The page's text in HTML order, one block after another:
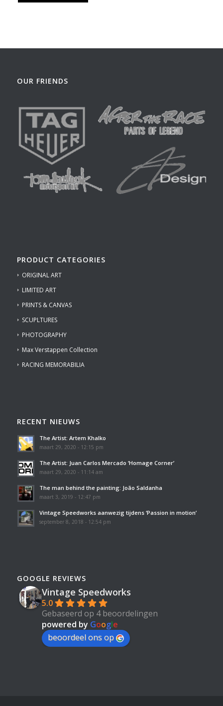
OUR FRIENDS
PRODUCT CATEGORIES
ORIGINAL ART
LIMITED ART
PRINTS & CANVAS
SCUPLTURES
PHOTOGRAPHY
Max Verstappen Collection
RACING MEMORABILIA
RECENT NIEUWS
The Artist: Artem Khalko
maart 29, 2020 - 12:15 pm
The Artist: Juan Carlos Mercado ‘Homage Corner’
maart 29, 2020 - 11:14 am
The man behind the painting: João Saldanha
maart 3, 2019 - 12:47 pm
Vintage Speedworks aanwezig tijdens ‘Passion in motion’
september 8, 2018 - 12:54 pm
GOOGLE REVIEWS
Vintage Speedworks
5.0
Gebaseerd op 4 beoordelingen
powered by Google
beoordeel ons op